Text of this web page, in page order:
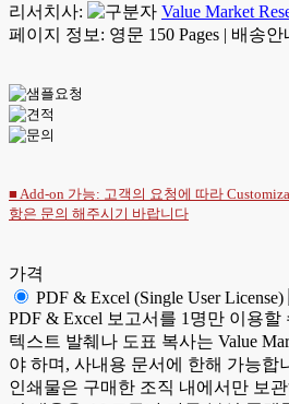
리서치사:
Value Market
페이지 정보: 영문 150 Pages | 배송안
■ Add-on 가능: 고객의 요청에 따라
항은 문의 해주시기 바랍니다
가격
PDF & Excel (Single User License)
PDF & Excel 보고서를 1명만 이용
텍스트 발췌나 도표 복사는 Value
야 하며, 사내용 문서에 한해 가능합
인쇄물은 구매한 조직 내에서만 보